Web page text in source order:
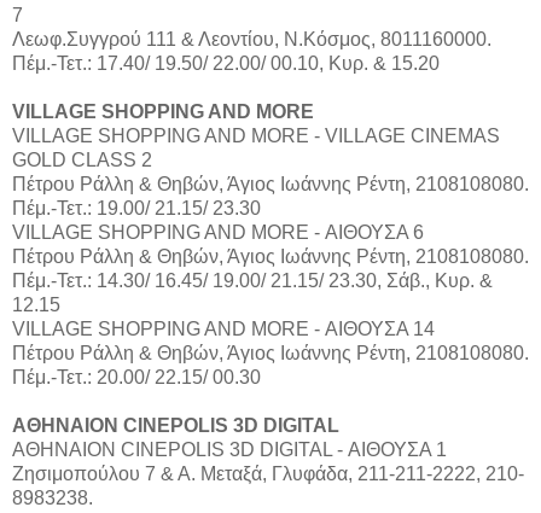
7
Λεωφ.Συγγρού 111 & Λεοντίου, Ν.Κόσμος, 8011160000.
Πέμ.-Τετ.: 17.40/ 19.50/ 22.00/ 00.10, Κυρ. & 15.20
VILLAGE SHOPPING AND MORE
VILLAGE SHOPPING AND MORE - VILLAGE CINEMAS
GOLD CLASS 2
Πέτρου Ράλλη & Θηβών, Άγιος Ιωάννης Ρέντη, 2108108080.
Πέμ.-Τετ.: 19.00/ 21.15/ 23.30
VILLAGE SHOPPING AND MORE - ΑΙΘΟΥΣΑ 6
Πέτρου Ράλλη & Θηβών, Άγιος Ιωάννης Ρέντη, 2108108080.
Πέμ.-Τετ.: 14.30/ 16.45/ 19.00/ 21.15/ 23.30, Σάβ., Κυρ. &
12.15
VILLAGE SHOPPING AND MORE - ΑΙΘΟΥΣΑ 14
Πέτρου Ράλλη & Θηβών, Άγιος Ιωάννης Ρέντη, 2108108080.
Πέμ.-Τετ.: 20.00/ 22.15/ 00.30
ΑΘΗΝΑΙΟΝ CINEPOLIS 3D DIGITAL
ΑΘΗΝΑΙΟΝ CINEPOLIS 3D DIGITAL - ΑΙΘΟΥΣΑ 1
Ζησιμοπούλου 7 & Α. Μεταξά, Γλυφάδα, 211-211-2222, 210-
8983238.